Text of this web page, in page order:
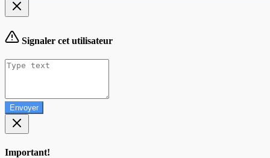
Signaler cet utilisateur
Envoyer
Important!